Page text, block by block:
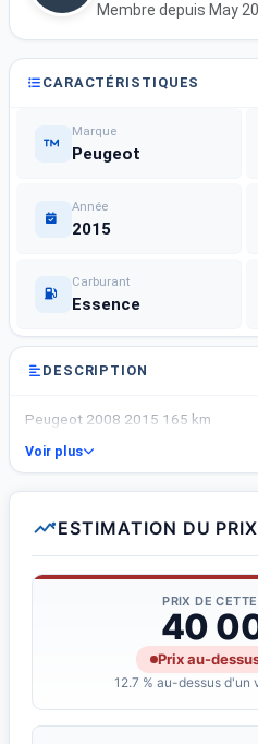
Membre depuis May
CARACTÉRISTIQUES
Marque
Peugeot
Année
2015
Carburant
Essence
DESCRIPTION
Peugeot 2008 2015 165 km
Voir plus
ESTIMATION DU PRIX
PRIX DE
40
Prix au-
12.7 % au-dessus